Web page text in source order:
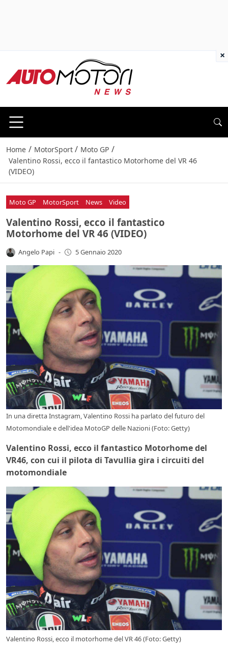
Home / MotorSport / Moto GP /
Valentino Rossi, ecco il fantastico Motorhome del VR 46
(VIDEO)
Moto GP MotorSport News Video
Valentino Rossi, ecco il fantastico
Motorhome del VR 46 (VIDEO)
Angelo Papi - 5 Gennaio 2020
In una diretta Instagram, Valentino Rossi ha parlato del futuro del
Motomondiale e dell'idea MotoGP delle Nazioni (Foto: Getty)
Valentino Rossi, ecco il fantastico Motorhome del
VR46, con cui il pilota di Tavullia gira i circuiti del
motomondiale
Valentino Rossi, ecco il motorhome del VR 46 (Foto: Getty)
×